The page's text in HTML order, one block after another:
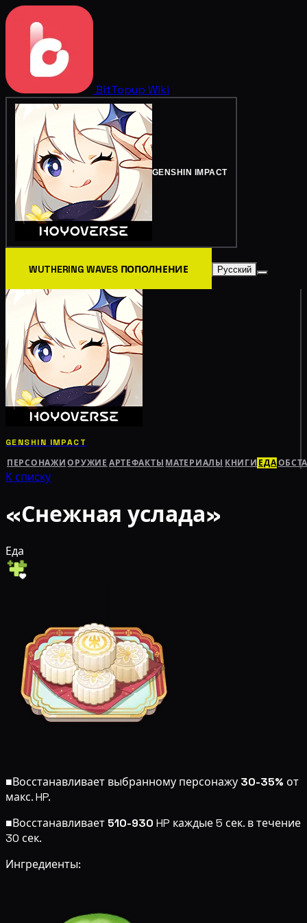
BitTopup Wiki
GENSHIN IMPACT
WUTHERING WAVES ПОПОЛНЕНИЕ Русский
GENSHIN IMPACT
ПЕРСОНАЖИ ОРУЖИЕ АРТЕФАКТЫ МАТЕРИАЛЫ КНИГИ ЕДА
К списку
«Снежная услада»
Еда
■Восстанавливает выбранному персонажу 30-35% от
макс. HP.
■Восстанавливает 510-930 HP каждые 5 сек. в течение
30 сек.
Ингредиенты: